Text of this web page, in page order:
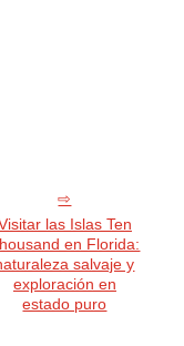
las Islas Ten
en Florida:
salvaje y
exploración en
estado puro